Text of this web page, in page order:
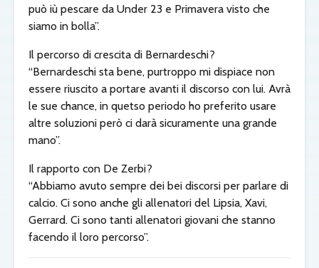
può iù pescare da Under 23 e Primavera visto che
siamo in bolla”.
Il percorso di crescita di Bernardeschi?
“Bernardeschi sta bene, purtroppo mi dispiace non
essere riuscito a portare avanti il discorso con lui. Avrà
le sue chance, in quetso periodo ho preferito usare
altre soluzioni però ci darà sicuramente una grande
mano”.
Il rapporto con De Zerbi?
“Abbiamo avuto sempre dei bei discorsi per parlare di
calcio. Ci sono anche gli allenatori del Lipsia, Xavi,
Gerrard. Ci sono tanti allenatori giovani che stanno
facendo il loro percorso”.